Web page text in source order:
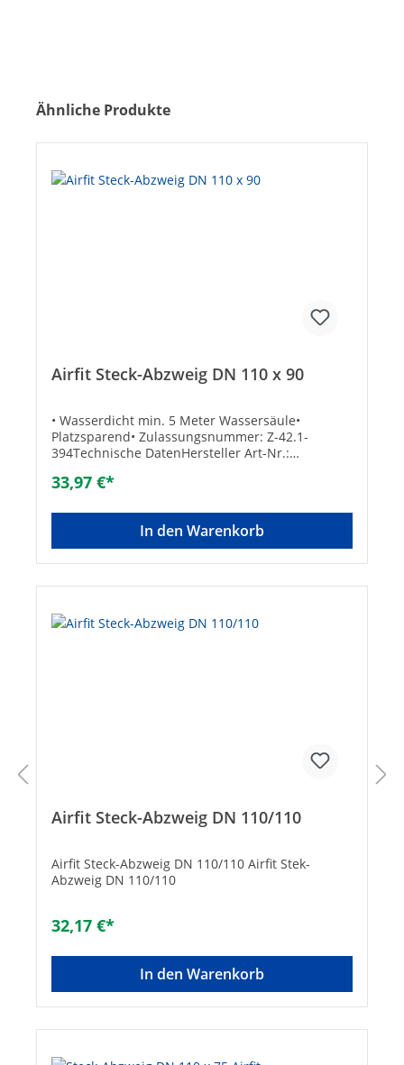
Produktgalerie überspringen
Ähnliche Produkte
Airfit Steck-Abzweig DN 110 x 90
• Wasserdicht min. 5 Meter Wassersäule•
Platzsparend• Zulassungsnummer: Z-42.1-
394Technische DatenHersteller Art-Nr.:
4048797199909
33,97 €*
In den Warenkorb
Airfit Steck-Abzweig DN 110/110
Airfit Steck-Abzweig DN 110/110 Airfit Stek-
Abzweig DN 110/110
32,17 €*
In den Warenkorb